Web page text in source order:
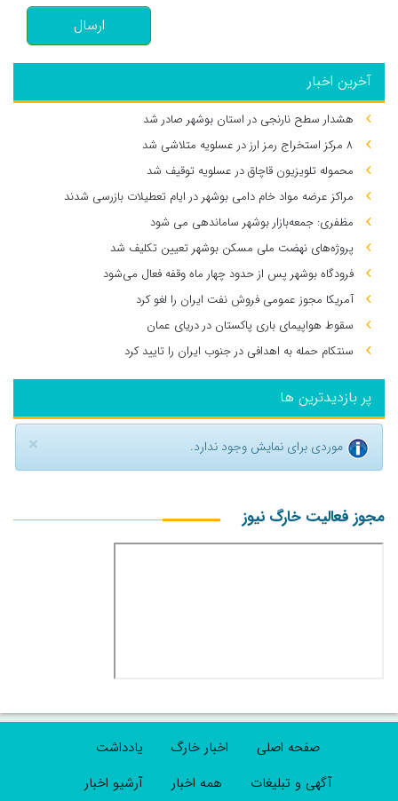
ارسال
آخرین اخبار
هشدار سطح نارنجی در استان بوشهر صادر شد
۸ مرکز استخراج رمز ارز در عسلویه متلاشی شد
محموله تلویزیون قاچاق در عسلویه توقیف شد
مراکز عرضه مواد خام دامی بوشهر در ایام تعطیلات بازرسی شدند
مظفری: جمعه‌بازار بوشهر ساماندهی می‌ شود
پروژه‌های نهضت ملی مسکن بوشهر تعیین تکلیف شد
فرودگاه بوشهر پس از حدود چهار ماه وقفه فعال می‌شود
آمریکا مجوز عمومی فروش نفت ایران را لغو کرد
سقوط هواپیمای باری پاکستان در دریای عمان
سنتکام حمله به اهدافی در جنوب ایران را تایید کرد
پر بازدیدترین ها
× موردی برای نمایش وجود ندارد.
مجوز فعالیت خارگ نیوز
صفحه اصلی اخبار خارگ
یادداشت
آگهی و تبلیغات
همه اخبار آرشیو اخبار